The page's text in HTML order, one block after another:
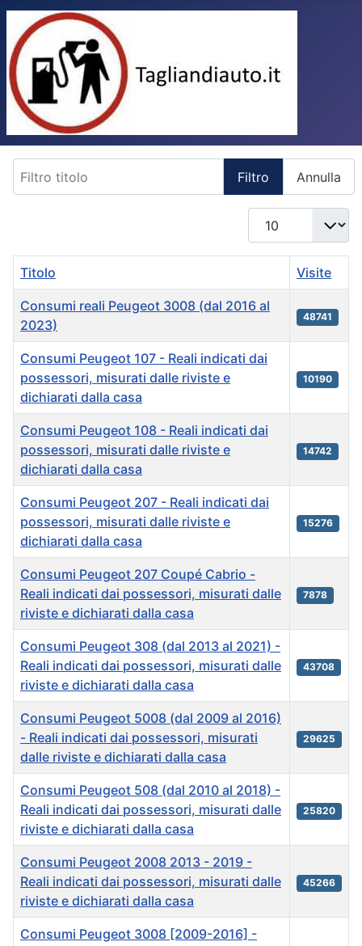
Filtro Annulla
Visualizza n.
Titolo Visite
Consumi reali Peugeot 3008 (dal 2016 al
2023)
48741
Consumi Peugeot 107 - Reali indicati dai
possessori, misurati dalle riviste e
dichiarati dalla casa
10190
Consumi Peugeot 108 - Reali indicati dai
possessori, misurati dalle riviste e
dichiarati dalla casa
14742
Consumi Peugeot 207 - Reali indicati dai
possessori, misurati dalle riviste e
dichiarati dalla casa
15276
Consumi Peugeot 207 Coupé Cabrio -
Reali indicati dai possessori, misurati dalle
riviste e dichiarati dalla casa
7878
Consumi Peugeot 308 (dal 2013 al 2021) -
Reali indicati dai possessori, misurati dalle
riviste e dichiarati dalla casa
43708
Consumi Peugeot 5008 (dal 2009 al 2016)
- Reali indicati dai possessori, misurati
dalle riviste e dichiarati dalla casa
29625
Consumi Peugeot 508 (dal 2010 al 2018) -
Reali indicati dai possessori, misurati dalle
riviste e dichiarati dalla casa
25820
Consumi Peugeot 2008 2013 - 2019 -
Reali indicati dai possessori, misurati dalle
riviste e dichiarati dalla casa
45266
Consumi Peugeot 3008 [2009-2016] -